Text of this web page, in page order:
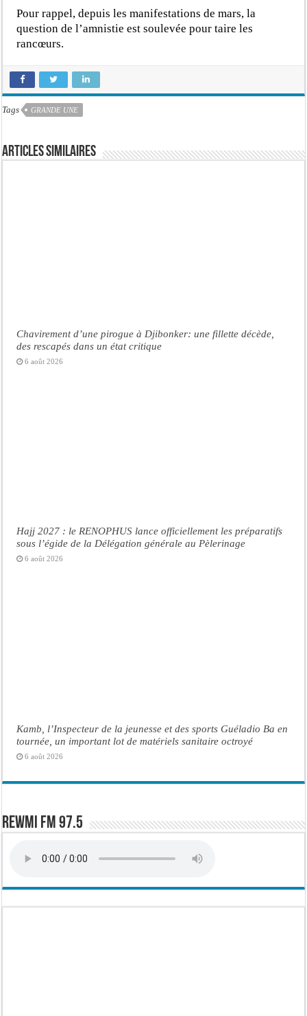
Pour rappel, depuis les manifestations de mars, la
question de l’amnistie est soulevée pour taire les
rancœurs.
Tags GRANDE UNE
Articles similaires
Chavirement d’une pirogue à Djibonker: une fillette décède,
des rescapés dans un état critique
6 août 2026
Hajj 2027 : le RENOPHUS lance officiellement les préparatifs
sous l’égide de la Délégation générale au Pèlerinage
6 août 2026
Kamb, l’Inspecteur de la jeunesse et des sports Guéladio Ba en
tournée, un important lot de matériels sanitaire octroyé
6 août 2026
Rewmi FM 97.5